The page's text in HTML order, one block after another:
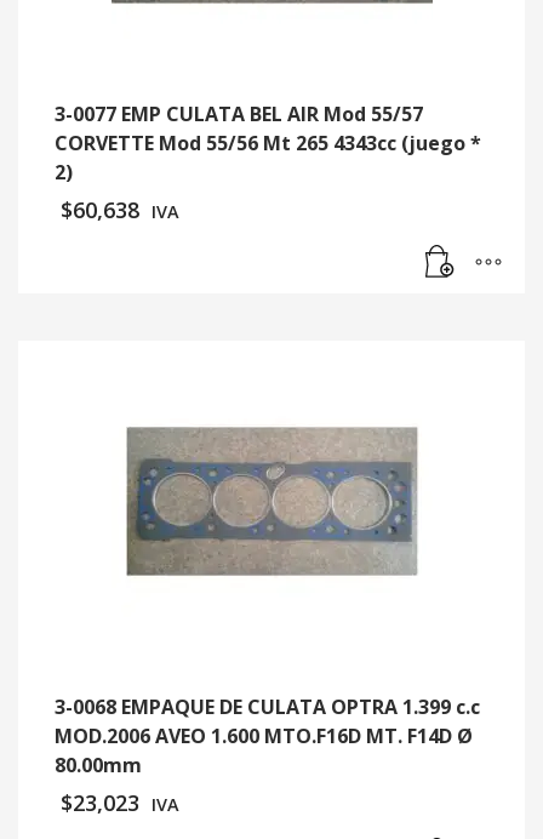
3-0077 EMP CULATA BEL AIR Mod 55/57
CORVETTE Mod 55/56 Mt 265 4343cc (juego *
2)
$60,638 IVA
3-0068 EMPAQUE DE CULATA OPTRA 1.399 c.c
MOD.2006 AVEO 1.600 MTO.F16D MT. F14D Ø
80.00mm
$23,023 IVA